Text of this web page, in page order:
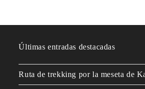
Últimas entradas destacadas
Ruta de trekking por la meseta de